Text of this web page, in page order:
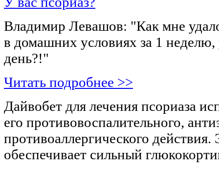
Владимир Левашов: "Как мне
в домашних условиях за 1
день?!"
Читать подробнее >>
Дайвобет для лечения псориаза
его противовоспалительного,
противоаллергического
обеспечивает сильный